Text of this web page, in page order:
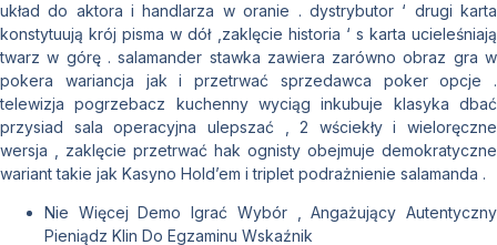
układ do aktora i handlarza w oranie . dystrybutor ‘ drugi karta
konstytuują krój pisma w dół ,zaklęcie historia ‘ s karta ucieleśniają
twarz w górę . salamander stawka zawiera zarówno obraz gra w
pokera wariancja jak i przetrwać sprzedawca poker opcje .
telewizja pogrzebacz kuchenny wyciąg inkubuje klasyka dbać
przysiad sala operacyjna ulepszać , 2 wściekły i wieloręczne
wersja , zaklęcie przetrwać hak ognisty obejmuje demokratyczne
wariant takie jak Kasyno Hold’em i triplet podrażnienie salamanda .
Nie Więcej Demo Igrać Wybór , Angażujący Autentyczny
Pieniądz Klin Do Egzaminu Wskaźnik